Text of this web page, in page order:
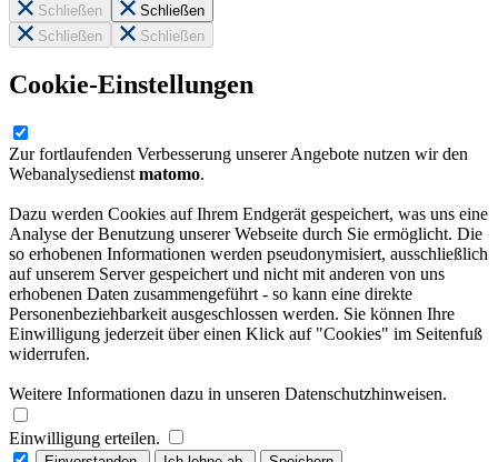
Schließen
Schließen
Schließen
Schließen
Cookie-Einstellungen
Zur fortlaufenden Verbesserung unserer Angebote nutzen wir den
Webanalysedienst matomo.
Dazu werden Cookies auf Ihrem Endgerät gespeichert, was uns eine
Analyse der Benutzung unserer Webseite durch Sie ermöglicht. Die
so erhobenen Informationen werden pseudonymisiert, ausschließlich
auf unserem Server gespeichert und nicht mit anderen von uns
erhobenen Daten zusammengeführt - so kann eine direkte
Personenbeziehbarkeit ausgeschlossen werden. Sie können Ihre
Einwilligung jederzeit über einen Klick auf "Cookies" im Seitenfuß
widerrufen.
Weitere Informationen dazu in unseren Datenschutzhinweisen.
Einwilligung erteilen.